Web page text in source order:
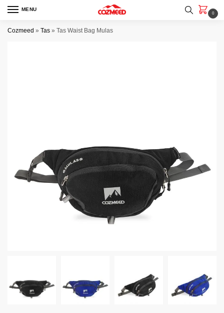
Skip
navigation
Skip
content
MENU
0
Cozmeed » Tas » Tas Waist Bag Mulas